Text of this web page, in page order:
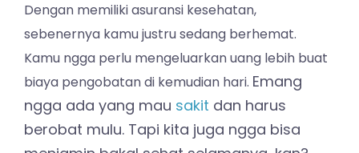
Dengan memiliki asuransi kesehatan,
sebenernya kamu justru sedang berhemat.
Kamu ngga perlu mengeluarkan uang lebih buat
biaya pengobatan di kemudian hari. Emang
ngga ada yang mau sakit dan harus
berobat mulu. Tapi kita juga ngga bisa